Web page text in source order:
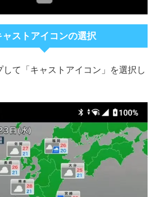
ャストアイコンの選択
て「キャストアイコン」を選択し